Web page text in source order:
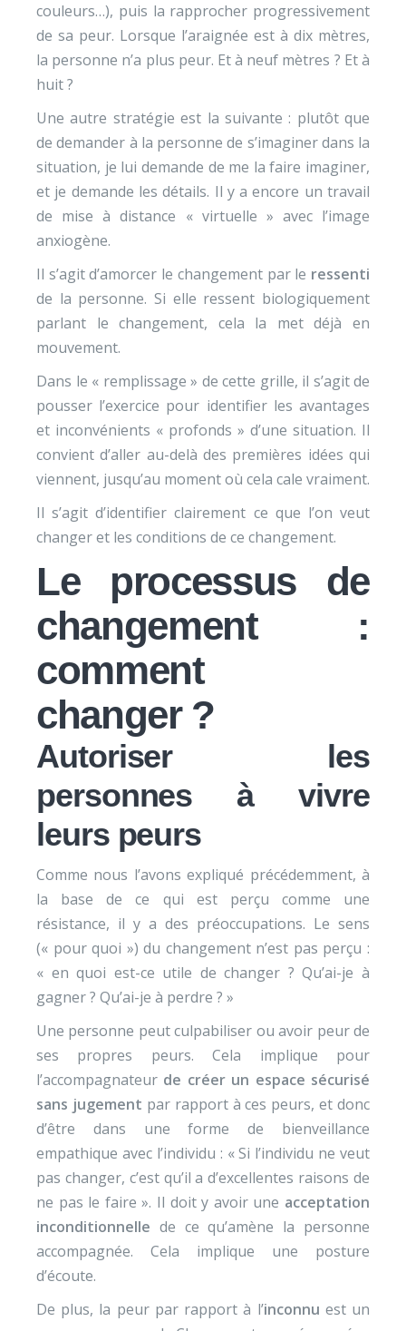
couleurs…), puis la rapprocher progressivement
de sa peur. Lorsque l’araignée est à dix mètres,
la personne n’a plus peur. Et à neuf mètres ? Et à
huit ?
Une autre stratégie est la suivante : plutôt que
de demander à la personne de s’imaginer dans la
situation, je lui demande de me la faire imaginer,
et je demande les détails. Il y a encore un travail
de mise à distance « virtuelle » avec l’image
anxiogène.
Il s’agit d’amorcer le changement par le ressenti
de la personne. Si elle ressent biologiquement
parlant le changement, cela la met déjà en
mouvement.
Dans le « remplissage » de cette grille, il s’agit de
pousser l’exercice pour identifier les avantages
et inconvénients « profonds » d’une situation. Il
convient d’aller au-delà des premières idées qui
viennent, jusqu’au moment où cela cale vraiment.
Il s’agit d’identifier clairement ce que l’on veut
changer et les conditions de ce changement.
Le processus de
changement :
comment
changer ?
Autoriser les
personnes à vivre
leurs peurs
Comme nous l’avons expliqué précédemment, à
la base de ce qui est perçu comme une
résistance, il y a des préoccupations. Le sens
(« pour quoi ») du changement n’est pas perçu :
« en quoi est-ce utile de changer ? Qu’ai-je à
gagner ? Qu’ai-je à perdre ? »
Une personne peut culpabiliser ou avoir peur de
ses propres peurs. Cela implique pour
l’accompagnateur de créer un espace sécurisé
sans jugement par rapport à ces peurs, et donc
d’être dans une forme de bienveillance
empathique avec l’individu : « Si l’individu ne veut
pas changer, c’est qu’il a d’excellentes raisons de
ne pas le faire ». Il doit y avoir une acceptation
inconditionnelle de ce qu’amène la personne
accompagnée. Cela implique une posture
d’écoute.
De plus, la peur par rapport à l’inconnu est un